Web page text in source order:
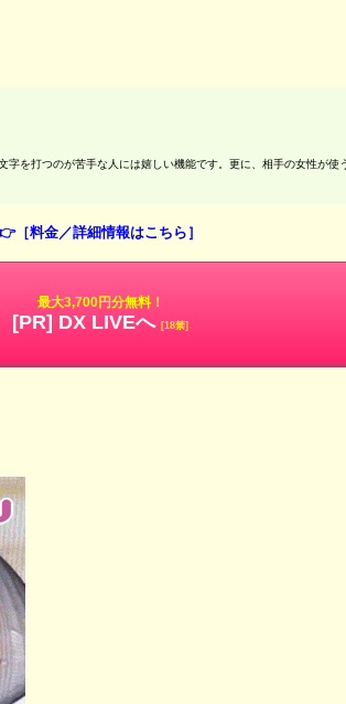
打つのが苦手な人には嬉しい機能です。更に、相手の女性が
［料金／詳細情報はこちら］
最大3,700円分無料！
[PR] DX LIVEへ [18禁]